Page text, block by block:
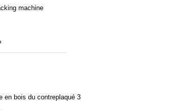
machine
en bois du contreplaqué 3